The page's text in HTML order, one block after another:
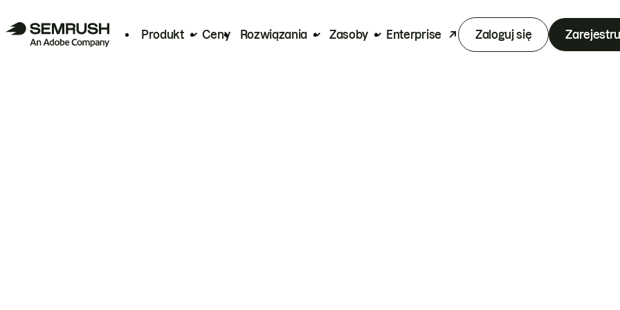
Produkt Ceny Rozwiązania Zasoby Enterprise Zaloguj się